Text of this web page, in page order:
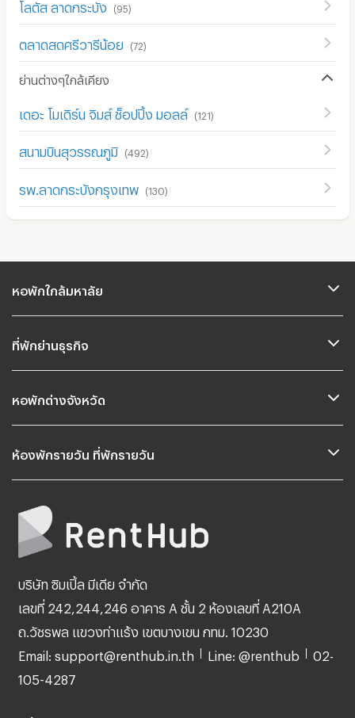
โลตัส ลาดกระบัง (95)
ตลาดสดศรีวารีน้อย (72)
ย่านต่างๆใกล้เคียง
เดอะ โมเดิร์น จิมส์ ช็อปปิ้ง มอลล์ (121)
สนามบินสุวรรณภูมิ (492)
รพ.ลาดกระบังกรุงเทพ (130)
หอพักใกล้มหาลัย
ที่พักย่านธุรกิจ
หอพักต่างจังหวัด
ห้องพักรายวัน ที่พักรายวัน
บริษัท ซิมเปิ้ล มีเดีย จำกัด
เลขที่ 242,244,246 อาคาร A ชั้น 2 ห้องเลขที่ A210A
ถ.วัชรพล แขวงท่าแร้ง เขตบางเขน กทม. 10230
Email: support@renthub.in.th Line: @renthub 02-
105-4287